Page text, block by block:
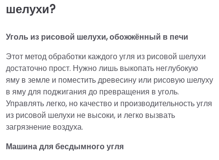
шелухи?
Уголь из рисовой шелухи, обожжённый в печи
Этот метод обработки каждого угля из рисовой шелухи
достаточно прост. Нужно лишь выкопать неглубокую
яму в земле и поместить древесину или рисовую шелуху
в яму для поджигания до превращения в уголь.
Управлять легко, но качество и производительность угля
из рисовой шелухи не высоки, и легко вызвать
загрязнение воздуха.
Машина для бесдымного угля